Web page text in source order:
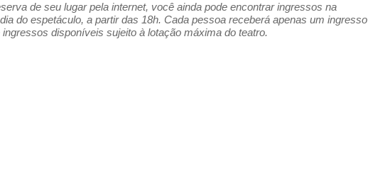
de seu lugar pela internet, você ainda pode encontrar ingressos na
do espetáculo, a partir das 18h. Cada pessoa receberá apenas um ingresso
disponíveis sujeito à lotação máxima do teatro.